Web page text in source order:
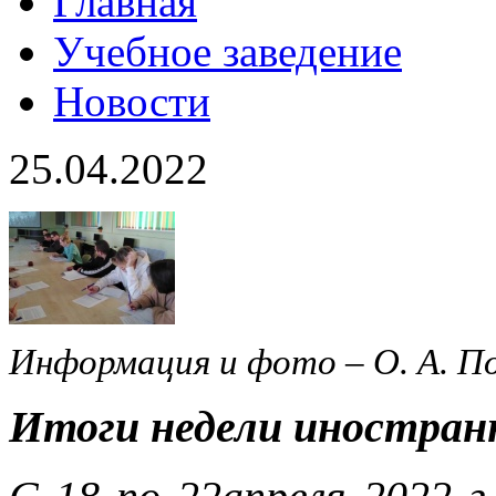
Учебное заведение
Новости
25.04.2022
Информация и фото – О. А.
Итоги недели